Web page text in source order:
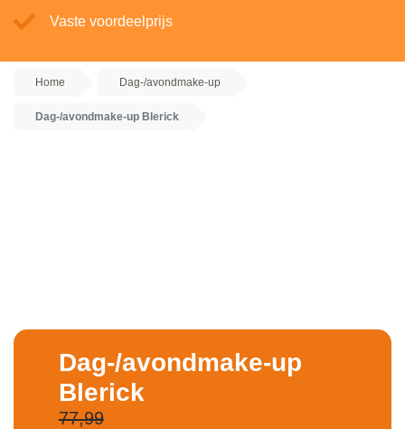
Vaste voordeelprijs
Home Dag-/avondmake-up
Dag-/avondmake-up Blerick
Dag-/avondmake-up
Blerick
77,99